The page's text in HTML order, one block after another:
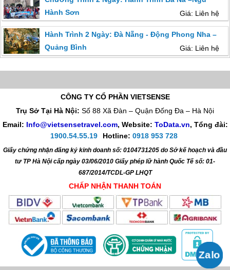
Hành Sơn
Giá: Liên hệ
Hành Trình 2 Ngày: Đà Nẵng - Động Phong Nha –
Quảng Bình
Giá: Liên hệ
CÔNG TY CỔ PHẦN VIETSENSE
Trụ Sở Tại Hà Nội: Số 88 Xã Đàn – Quận Đống Đa – Hà Nội
Email: Info@vietsensetravel.com, Website: ToData.vn, Tổng đài:
1900.54.55.19
Hotline: 0918 953 728
Giấy chứng nhận đăng ký kinh doanh số: 0104731205 do Sở kế hoạch và đầu
tư TP Hà Nội cấp ngày 03/06/2010 Giấy phép lữ hành Quốc Tế số: 01-
687/2014/TCDL-GP LHQT
CHẤP NHẬN THANH TOÁN